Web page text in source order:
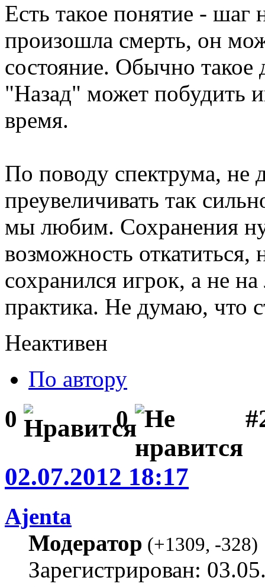
Есть такое понятие - шаг
произошла смерть, он
состояние. Обычно такое
"Назад" может побудить
время.
По поводу спектрума, не
преувеличивать так
мы любим. Сохранения
возможность откатиться,
сохранился игрок, а не
практика. Не думаю, что
Неактивен
По автору
0 0
02.07.2012 18:17
Ajenta
Модератор (+1309, -328)
Зарегистрирован: